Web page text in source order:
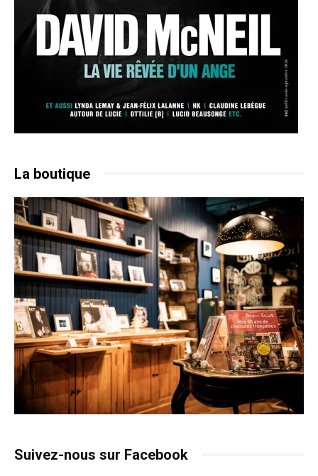
La boutique
Suivez-nous sur Facebook